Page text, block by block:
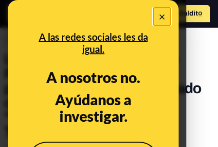
×
A las redes sociales les da
igual.
A nosotros no.
Ayúdanos a
investigar.
Hazte Maldito
CONTROL DEL PODER
Las afirmaciones falsas de
Pablo Casado sobre los
políticos que se han vacunado
contra el coronavirus y el
"presidente del Portal de